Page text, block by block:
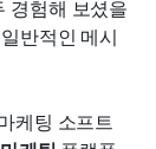
경험해 보셨을
반적인 메시
케팅 소프트